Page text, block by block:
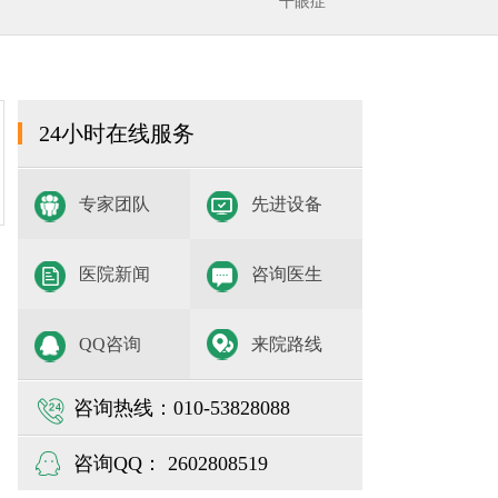
24小时在线服务
专家团队 先进设备
医院新闻 咨询医生
QQ咨询 来院路线
咨询热线：010-53828088
咨询QQ： 2602808519